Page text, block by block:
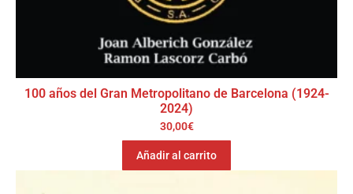
100 años del Gran Metropolitano de Barcelona (1924-
2024)
30,00€
Añadir al carrito